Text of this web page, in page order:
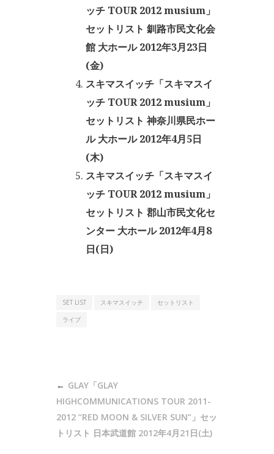
ッチ TOUR 2012 musium」
セットリスト 釧路市民文化会
館 大ホール 2012年3月23日
(金)
スキマスイッチ「スキマスイ
ッチ TOUR 2012 musium」
セットリスト 神奈川県民ホー
ル 大ホール 2012年4月5日
(木)
スキマスイッチ「スキマスイ
ッチ TOUR 2012 musium」
セットリスト 郡山市民文化セ
ンター 大ホール 2012年4月8
日(日)
SET LIST スキマスイッチ
セットリスト
ライブ
GLAY「GLAY
HIGHCOMMUNICATIONS TOUR 2011-
2012 “RED MOON & SILVER SUN”」セッ
トリスト 日本武道館 2012年4月21日(土)